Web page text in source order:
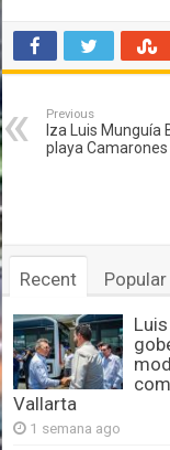
Previous
Iza Luis Munguía
playa Camarones
Recent Popular
Vallarta
1 semana ago